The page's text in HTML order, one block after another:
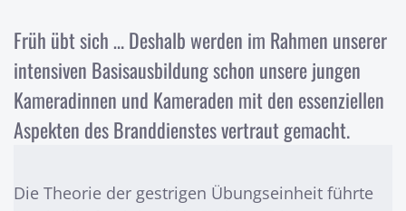
Früh übt sich … Deshalb werden im Rahmen unserer
intensiven Basisausbildung schon unsere jungen
Kameradinnen und Kameraden mit den essenziellen
Aspekten des Branddienstes vertraut gemacht.
Die Theorie der gestrigen Übungseinheit führte